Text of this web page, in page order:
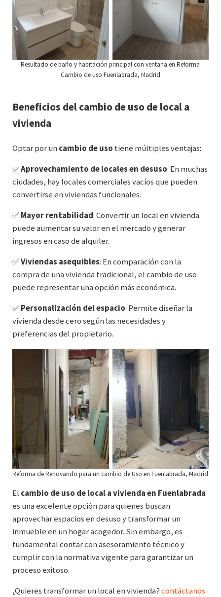
Resultado de baño y habitación principal con ventana en Reforma
Cambio de uso Fuenlabrada, Madrid
Beneficios del cambio de uso de local a
vivienda
Optar por un cambio de uso tiene múltiples ventajas:
✅Aprovechamiento de locales en desuso: En muchas
ciudades, hay locales comerciales vacíos que pueden
convertirse en viviendas funcionales.
✅Mayor rentabilidad: Convertir un local en vivienda
puede aumentar su valor en el mercado y generar
ingresos en caso de alquiler.
✅Viviendas asequibles: En comparación con la
compra de una vivienda tradicional, el cambio de uso
puede representar una opción más económica.
✅Personalización del espacio: Permite diseñar la
vivienda desde cero según las necesidades y
preferencias del propietario.
Reforma de Renovando para un cambio de Uso en Fuenlabrada, Madrid
El cambio de uso de local a vivienda en Fuenlabrada
es una excelente opción para quienes buscan
aprovechar espacios en desuso y transformar un
inmueble en un hogar acogedor. Sin embargo, es
fundamental contar con asesoramiento técnico y
cumplir con la normativa vigente para garantizar un
proceso exitoso.
¿Quieres transformar un local en vivienda?contáctanos